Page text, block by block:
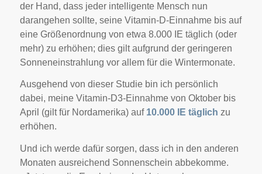
der Hand, dass jeder intelligente Mensch nun
darangehen sollte, seine Vitamin-D-Einnahme bis auf
eine Größenordnung von etwa 8.000 IE täglich (oder
mehr) zu erhöhen; dies gilt aufgrund der geringeren
Sonneneinstrahlung vor allem für die Wintermonate.
Ausgehend von dieser Studie bin ich persönlich
dabei, meine Vitamin-D3-Einnahme von Oktober bis
April (gilt für Nordamerika) auf 10.000 IE täglich zu
erhöhen.
Und ich werde dafür sorgen, dass ich in den anderen
Monaten ausreichend Sonnenschein abbekomme.